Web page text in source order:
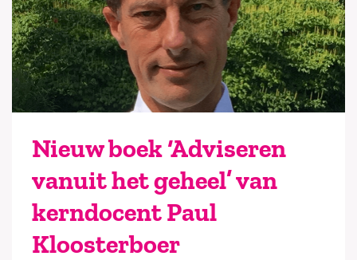
Nieuw boek ‘Adviseren
vanuit het geheel’ van
kerndocent Paul
Kloosterboer